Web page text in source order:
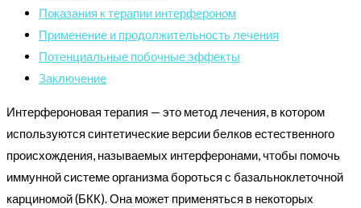
Показания к терапии интерфероном
Применение и продолжительность лечения
Потенциальные побочные эффекты
Заключение
Интерфероновая терапия — это метод лечения, в котором
используются синтетические версии белков естественного
происхождения, называемых интерферонами, чтобы помочь
иммунной системе организма бороться с базальноклеточной
карциномой (БКК). Она может применяться в некоторых